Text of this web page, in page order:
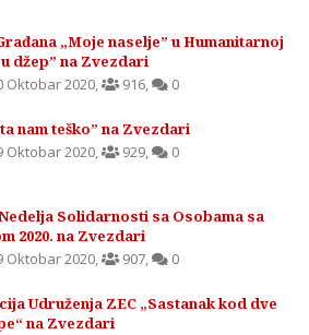
„Moje naselje” u Humanitarnoj
džep” na Zvezdari
Oktobar 2020, 916, 0
nam teško” na Zvezdari
Oktobar 2020, 929, 0
Solidarnosti sa Osobama sa
2020. na Zvezdari
Oktobar 2020, 907, 0
Udruženja ZEC „Sastanak kod dve
na Zvezdari